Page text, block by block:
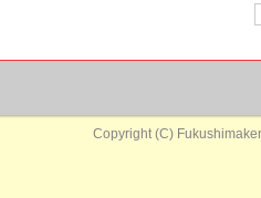
Copyright (C)